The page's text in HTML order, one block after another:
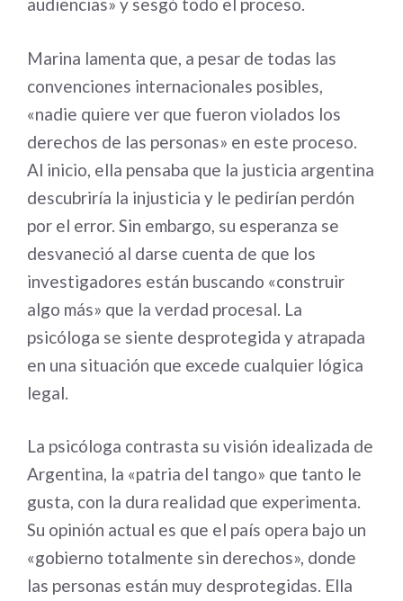
Marina lamenta que, a pesar de todas las
convenciones internacionales posibles,
«nadie quiere ver que fueron violados los
derechos de las personas» en este proceso.
Al inicio, ella pensaba que la justicia argentina
descubriría la injusticia y le pedirían perdón
por el error. Sin embargo, su esperanza se
desvaneció al darse cuenta de que los
investigadores están buscando «construir
algo más» que la verdad procesal. La
psicóloga se siente desprotegida y atrapada
en una situación que excede cualquier lógica
legal.
La psicóloga contrasta su visión idealizada de
Argentina, la «patria del tango» que tanto le
gusta, con la dura realidad que experimenta.
Su opinión actual es que el país opera bajo un
«gobierno totalmente sin derechos», donde
las personas están muy desprotegidas. Ella